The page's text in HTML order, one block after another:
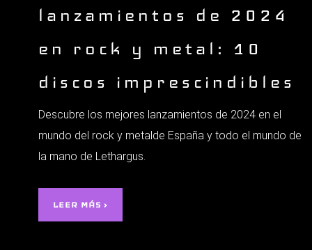
lanzamientos de 2024
en rock y metal: 10
discos imprescindibles
Descubre los mejores lanzamientos de 2024 en el
mundo del rock y metalde España y todo el mundo de
la mano de Lethargus.
LEER MÁS ›